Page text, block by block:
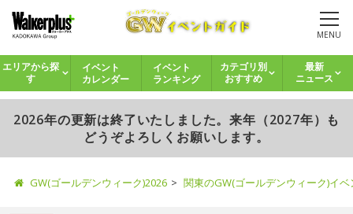
MENU
エリアから探
す
イベント
カレンダー
イベント
ランキング
カテゴリ別
おすすめ
最新
ニュース
2026年の更新は終了いたしました。来年（2027年）も
どうぞよろしくお願いします。
GW(ゴールデンウィーク)2026 関東のGW(ゴールデンウィーク)イ